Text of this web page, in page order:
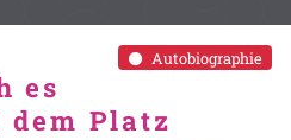
Autobiographie
es
dem Platz